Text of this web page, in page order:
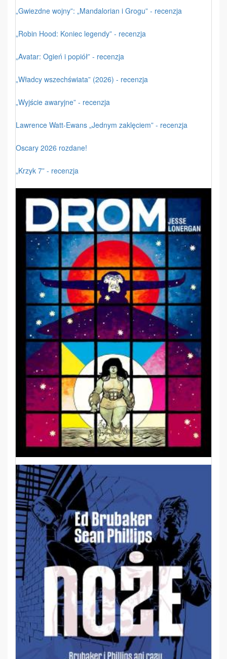
„Gwiezdne wojny”: „Mandalorian i Grogu” - recenzja
„Robin Hood: Koniec legendy” - recenzja
„Avatar: Ogień i popiół” - recenzja
„Władcy wszechświata” (2026) - recenzja
„Wyjście awaryjne” - recenzja
Lawrence Watt-Ewans „Jednym zaklęciem” - recenzja
Oscary 2026 rozdane!
„Krzyk 7” - recenzja